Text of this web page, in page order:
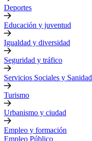
Deportes
Educación y juventud
Igualdad y diversidad
Seguridad y tráfico
Servicios Sociales y Sanidad
Turismo
Urbanismo y ciudad
Empleo y formación
Empleo Público